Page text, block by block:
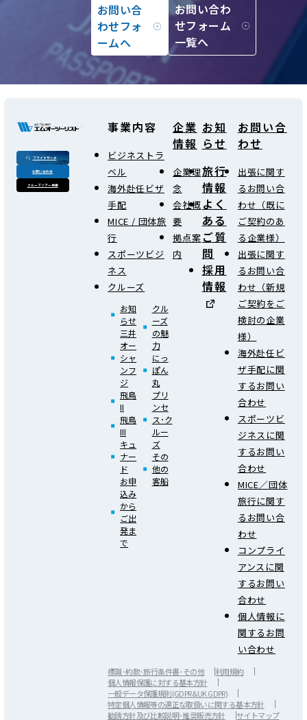
お問い合
わせフォ
ームへ
お問い合わ
せフォーム
一覧へ
フライトサーチ
お問い合わせ
クルーズツアー検索
事業内容
ビジネストラ
ベル
海外赴任ビザ
手配
MICE / 団体旅
行
スポーツビジ
ネス
クルーズ
お知
らせ
三井
オー
シャ
ンフ
ジ
飛鳥
II
飛鳥
III
キュ
ナー
ド
お申
込み
から
ご出
発ま
で
クル
ーズ
の魅
力
にっ
ぽん
丸
プリ
ンセ
ス･ク
ルー
ズ
その
他の
客船
企業
情報
企業理
念
会社概
要
拠点案
内
お知
らせ
旅行
情報
よく
ある
ご質
問
採用
情報
お問い合
わせ
出張に関す
るお問い合
わせ（既に
ご契約のあ
る企業様）
出張に関す
るお問い合
わせ（新規
ご契約をご
検討の企業
様）
海外赴任ビ
ザ手配に関
するお問い
合わせ
スポーツビ
ジネスに関
するお問い
合わせ
MICE／団体
旅行に関す
るお問い合
わせ
コンプライ
アンスに関
するお問い
合わせ
個人情報に
関するお問
い合わせ
標識･約款･旅行条件書･その他
利用規約
個人情報保護に対する基本方針
一般データ保護規則(GDPR&UK GDPR)
特定個人情報等の適正な取扱いに関する基本方針
勧誘方針及び比較説明･推奨販売方針
サイトマップ